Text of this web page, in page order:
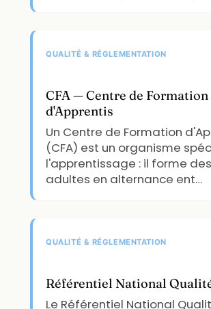
QUALITÉ & RÉGLEMENTATION
CFA — Centre de Formation
d'Apprentis
Un Centre de Formation
(CFA) est un organisme
l'apprentissage : il forme
adultes en alternance ent…
QUALITÉ & RÉGLEMENTATION
Référentiel National
Le Référentiel National